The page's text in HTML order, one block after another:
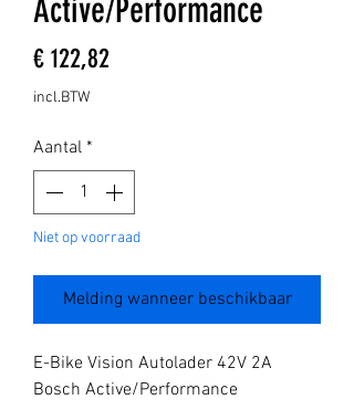
Active/Performance
€ 122,82
incl.BTW
Aantal *
Niet op voorraad
Melding wanneer beschikbaar
E-Bike Vision Autolader 42V 2A
Bosch Active/Performance